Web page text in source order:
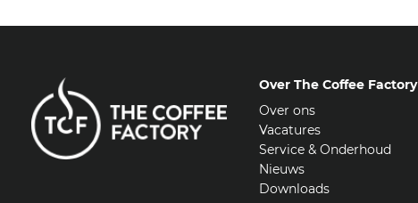
Over The Coffee Factory
Over ons
Vacatures
Service & Onderhoud
Nieuws
Downloads